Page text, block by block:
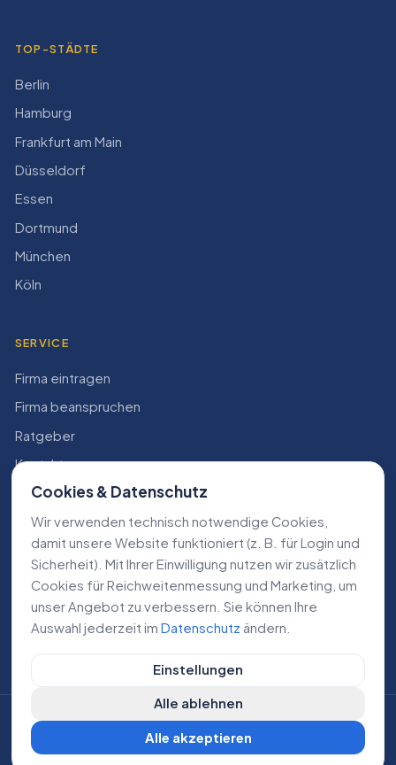
TOP-STÄDTE
Berlin
Hamburg
Frankfurt am Main
Düsseldorf
Essen
Dortmund
München
Köln
SERVICE
Firma eintragen
Firma beanspruchen
Ratgeber
Kontakt
Konto
RECHTLICHES
Impressum
Datenschutz
AGB
©2026Lokale Dienstleistungen. Alle Rechte vorbehalten.
CH Cookie-Einstellungen
Cookies & Datenschutz
Wir verwenden technisch notwendige Cookies,
damit unsere Website funktioniert (z. B. für Login und
Sicherheit). Mit Ihrer Einwilligung nutzen wir zusätzlich
Cookies für Reichweiten­messung und Marketing, um
unser Angebot zu verbessern. Sie können Ihre
Auswahl jederzeit im Datenschutz ändern.
Einstellungen
Alle ablehnen
Alle akzeptieren